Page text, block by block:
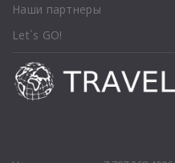
Наши партнеры
Let`s GO!